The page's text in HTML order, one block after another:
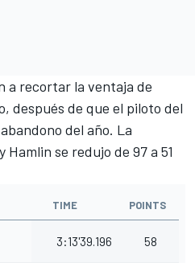
a recortar la ventaja de
después de que el piloto del
del año. La
se redujo de 97 a 51
TIME POINTS
3:13'39.196 58